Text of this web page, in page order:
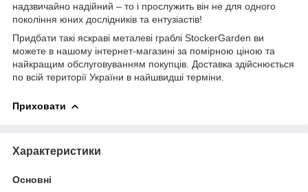
надзвичайно надійний – то і прослужить він не для одного
покоління юних дослідників та ентузіастів!
Придбати такі яскраві металеві граблі StockerGarden ви
можете в нашому інтернет-магазині за помірною ціною та
найкращим обслуговуванням покупців. Доставка здійснюється
по всій території України в найшвидші терміни.
Приховати
Характеристики
Основні